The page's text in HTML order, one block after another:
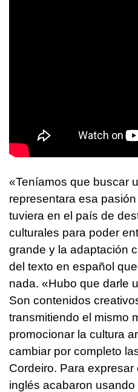
«Teníamos que buscar
representara esa
tuviera en el país de
culturales para poder
grande y la adaptación
del texto en español
nada. «Hubo que darle
Son contenidos
transmitiendo el mismo
promocionar la cultura
cambiar por completo
Cordeiro. Para
inglés acabaron usando